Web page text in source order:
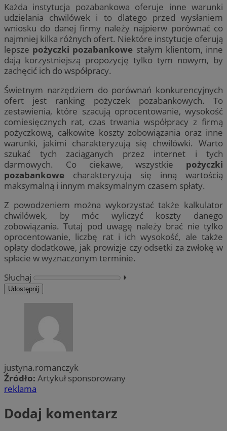
Każda instytucja pozabankowa oferuje inne warunki
udzielania chwilówek i to dlatego przed wysłaniem
wniosku do danej firmy należy najpierw porównać co
najmniej kilka różnych ofert. Niektóre instytucje oferują
lepsze pożyczki pozabankowe stałym klientom, inne
dają korzystniejszą propozycję tylko tym nowym, by
zachęcić ich do współpracy.
Świetnym narzędziem do porównań konkurencyjnych
ofert jest ranking pożyczek pozabankowych. To
zestawienia, które szacują oprocentowanie, wysokość
comiesięcznych rat, czas trwania współpracy z firmą
pożyczkową, całkowite koszty zobowiązania oraz inne
warunki, jakimi charakteryzują się chwilówki. Warto
szukać tych zaciąganych przez internet i tych
darmowych. Co ciekawe, wszystkie pożyczki
pozabankowe charakteryzują się inną wartością
maksymalną i innym maksymalnym czasem spłaty.
Z powodzeniem można wykorzystać także kalkulator
chwilówek, by móc wyliczyć koszty danego
zobowiązania. Tutaj pod uwagę należy brać nie tylko
oprocentowanie, liczbę rat i ich wysokość, ale także
opłaty dodatkowe, jak prowizje czy odsetki za zwłokę w
spłacie w wyznaczonym terminie.
Słuchaj
⏵︎
Udostępnij
justyna.romanczyk
Źródło: Artykuł sponsorowany
reklama
Dodaj komentarz